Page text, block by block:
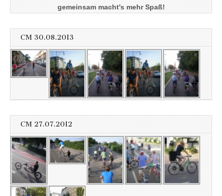
gemeinsam macht's mehr Spaß!
CM 30.08.2013
CM 27.07.2012